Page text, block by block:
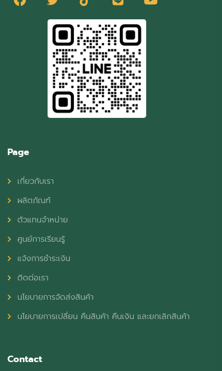
Page
เกี่ยวกับเรา
ผลิตภัณฑ์
ตัวแทนจำหน่าย
ศูนย์การเรียนรู้
แจ้งการชำระเงิน
ติดต่อเรา
นโยบายการจัดส่งสินค้า
นโยบายการเปลี่ยน คืนสินค้า คืนเงิน และยกเลิกสินค้า
Contact